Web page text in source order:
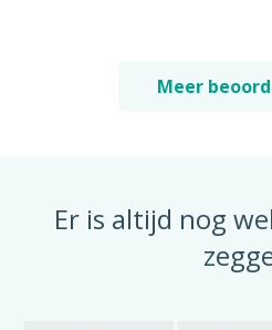
Meer
Er is altijd nog